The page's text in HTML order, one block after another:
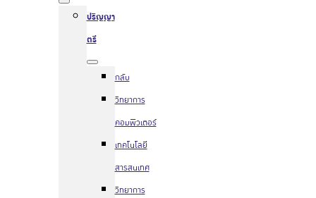
ปริญญา
ตรี
กลับ
วิทยาการ
คอมพิวเตอร์
เทคโนโลยี
สารสนเทศ
วิทยาการ